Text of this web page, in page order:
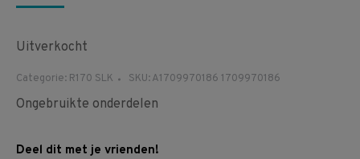
Uitverkocht
Categorie: R170 SLK SKU:A1709970186 1709970186
Ongebruikte onderdelen
Deel dit met je vrienden!